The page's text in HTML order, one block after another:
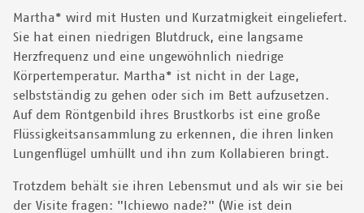
Martha* wird mit Husten und Kurzatmigkeit eingeliefert.
Sie hat einen niedrigen Blutdruck, eine langsame
Herzfrequenz und eine ungewöhnlich niedrige
Körpertemperatur. Martha* ist nicht in der Lage,
selbstständig zu gehen oder sich im Bett aufzusetzen.
Auf dem Röntgenbild ihres Brustkorbs ist eine große
Flüssigkeitsansammlung zu erkennen, die ihren linken
Lungenflügel umhüllt und ihn zum Kollabieren bringt.
Trotzdem behält sie ihren Lebensmut und als wir sie bei
der Visite fragen: "Ichiewo nade?" (Wie ist dein